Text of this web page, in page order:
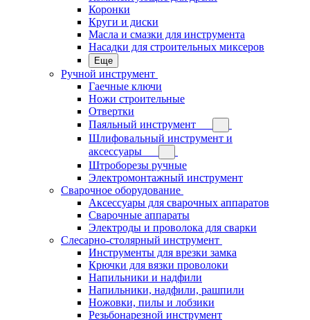
Коронки
Круги и диски
Масла и смазки для инструмента
Насадки для строительных миксеров
Еще
Ручной инструмент
Гаечные ключи
Ножи строительные
Отвертки
Паяльный инструмент
Шлифовальный инструмент и
аксессуары
Штроборезы ручные
Электромонтажный инструмент
Сварочное оборудование
Аксессуары для сварочных аппаратов
Сварочные аппараты
Электроды и проволока для сварки
Слесарно-столярный инструмент
Инструменты для врезки замка
Крючки для вязки проволоки
Напильники и надфили
Напильники, надфили, рашпили
Ножовки, пилы и лобзики
Резьбонарезной инструмент